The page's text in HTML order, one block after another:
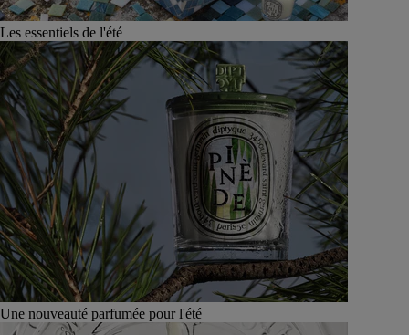
Les essentiels de l'été
Une nouveauté parfumée pour l'été